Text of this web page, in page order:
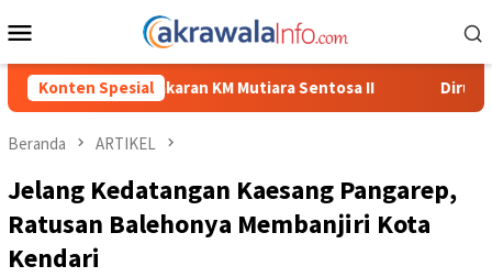
ke
Mobile
Konten Spesial
Kebakaran KM Mutiara Sentosa II Dirut Jasa
Beranda ARTIKEL
Jelang Kedatangan Kaesang Pangarep,
Ratusan Balehonya Membanjiri Kota
Kendari